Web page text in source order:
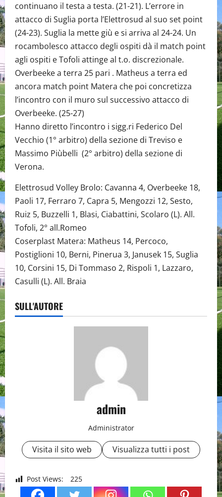
continuano il testa a testa. (21-21). L’errore in
attacco di Suglia porta l’Elettrosud al suo set point
(24-23). Suglia la mette giù e si arriva al 24-24. Un
rocambolesco attacco degli ospiti dà il match point
agli ospiti e Tofoli attinge al t.o. discrezionale.
Overbeeke a terra 25 pari . Matheus a terra ed
ancora match point Matera che poi concretizza
l’incontro con il muro sul successivo attacco di
Overbeeke. (25-27)
Hanno diretto l’incontro i sigg.ri Federico Del
Vecchio (1° arbitro) della sezione di Treviso e
Massimo Piùbelli (2° arbitro) della sezione di
Verona.
Elettrosud Volley Brolo: Cavanna 4, Overbeeke 18,
Paoli 17, Ferraro 7, Capra 5, Mengozzi 12, Sesto,
Ruiz 5, Buzzelli 1, Blasi, Ciabattini, Scolaro (L). All.
Tofoli, 2° all.Romeo
Coserplast Matera: Matheus 14, Percoco,
Postiglioni 10, Berni, Pinerua 3, Janusek 15, Suglia
10, Corsini 15, Di Tommaso 2, Rispoli 1, Lazzaro,
Casulli (L). All. Braia
SULL'AUTORE
admin
Administrator
Visita il sito web Visualizza tutti i post
Post Views: 225